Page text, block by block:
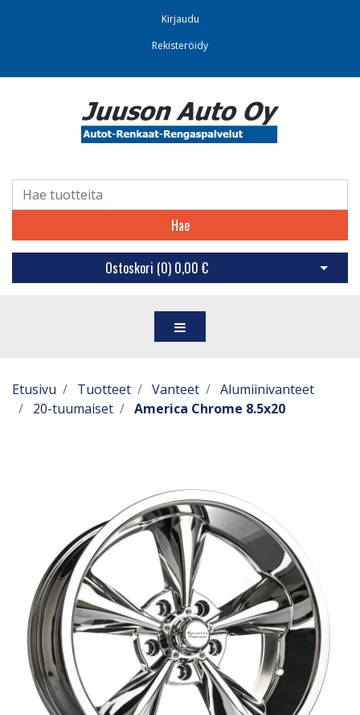
Kirjaudu
Rekisteröidy
Hae
Ostoskori (0) 0,00 € Avaa
Etusivu Tuotteet Vanteet
Alumiinivanteet
20-tuumaiset
America Chrome 8.5x20